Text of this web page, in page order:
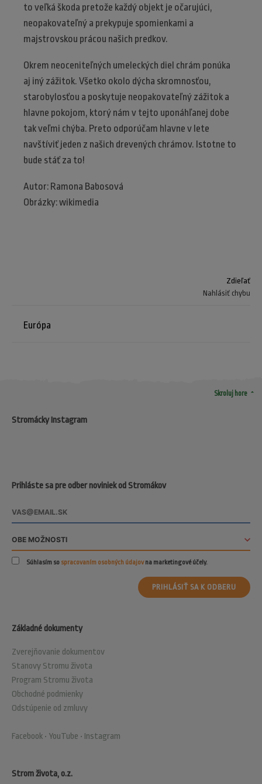
to veľká škoda pretože každý objekt je očarujúci,
neopakovateľný a prekypuje spomienkami a
majstrovskou prácou našich predkov.
Okrem neoceniteľných umeleckých diel chrám ponúka
aj iný zážitok. Všetko okolo dýcha skromnosťou,
starobylosťou a poskytuje neopakovateľný zážitok a
hlavne pokojom, ktorý nám v tejto uponáhľanej dobe
tak veľmi chýba. Preto odporúčam hlavne v lete
navštíviť jeden z našich drevených chrámov. Istotne to
bude stáť za to!
Autor: Ramona Babosová
Obrázky: wikimedia
Zdieľať
Nahlásiť chybu
Európa
Skroluj hore arrow_drop_up
Strom života, o.z.
Základné dokumenty
Zverejňovanie dokumentov
Stanovy Stromu života
Program Stromu života
Obchodné podmienky
Odstúpenie od zmluvy
Facebook • YouTube • Instagram
Prihláste sa pre odber noviniek od Stromákov
Súhlasím so spracovaním osobných údajovna marketingové účely.
PRIHLÁSIŤ SA K ODBERU
Stromácky Instagram